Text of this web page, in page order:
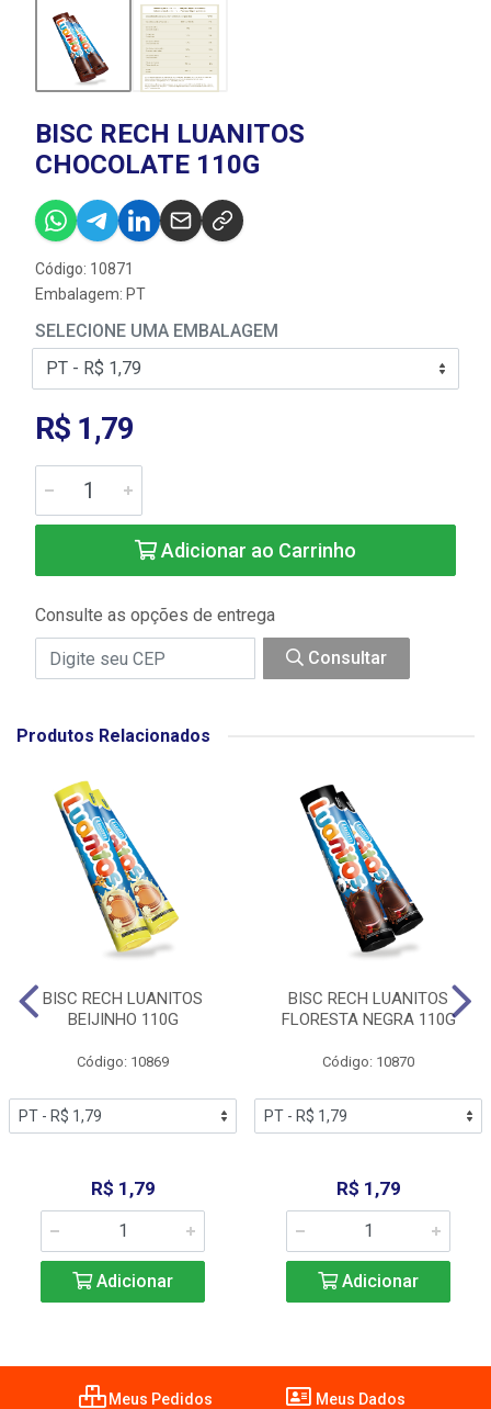
BISC RECH LUANITOS
CHOCOLATE 110G
Código: 10871
Embalagem: PT
SELECIONE UMA EMBALAGEM
R$ 1,79
Adicionar ao Carrinho
Consulte as opções de entrega
Consultar
Produtos Relacionados
BISC RECH LUANITOS
BEIJINHO 110G
Código: 10869
R$ 1,79
Adicionar
BISC RECH LUANITOS
FLORESTA NEGRA 110G
Código: 10870
R$ 1,79
Adicionar
Meus Pedidos Meus Dados